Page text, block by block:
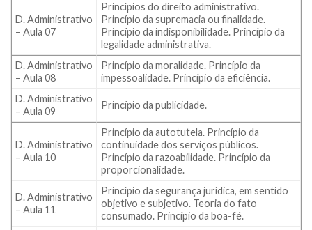
D. Administrativo
– Aula 07
Princípios do direito administrativo.
Princípio da supremacia ou finalidade.
Princípio da indisponibilidade. Princípio da
legalidade administrativa.
D. Administrativo
– Aula 08
Princípio da moralidade. Princípio da
impessoalidade. Princípio da eficiência.
D. Administrativo
– Aula 09
Princípio da publicidade.
D. Administrativo
– Aula 10
Princípio da autotutela. Princípio da
continuidade dos serviços públicos.
Princípio da razoabilidade. Princípio da
proporcionalidade.
D. Administrativo
– Aula 11
Princípio da segurança jurídica, em sentido
objetivo e subjetivo. Teoria do fato
consumado. Princípio da boa-fé.